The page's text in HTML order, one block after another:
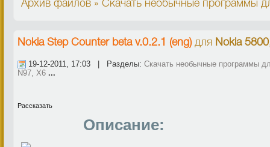
Архив файлов » Скачать необычные программы
Nokia Step Counter beta v.0.2.1 (eng)для Nokia
19-12-2011, 17:03 | Разделы: Скачать необычные программы
N97, X6 ...
Рассказать
Описание: